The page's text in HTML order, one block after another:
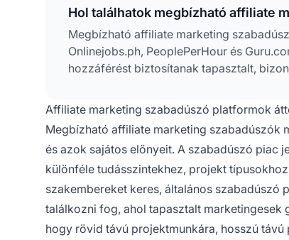
Hol találhatok megbízható affiliate
Megbízható affiliate marketing
Onlinejobs.ph, PeoplePerHour és
hozzáférést biztosítanak tapasztalt,
Affiliate marketing szabadúszó platformok
Megbízható affiliate marketing szabadúszók
és azok sajátos előnyeit. A szabadúszó piac
különféle tudásszintekhez, projekt
szakembereket keres, általános
találkozni fog, ahol tapasztalt
hogy rövid távú projektmunkára, hosszú